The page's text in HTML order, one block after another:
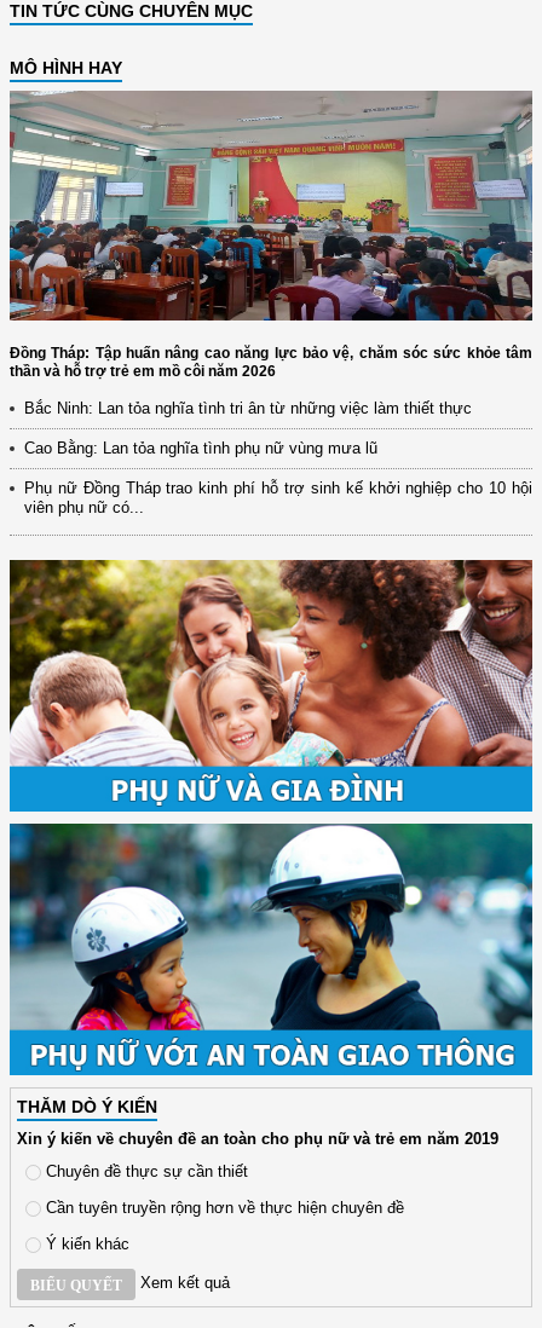
TIN TỨC CÙNG CHUYÊN MỤC
MÔ HÌNH HAY
Đồng Tháp: Tập huấn nâng cao năng lực bảo vệ, chăm sóc sức khỏe tâm
thần và hỗ trợ trẻ em mồ côi năm 2026
Bắc Ninh: Lan tỏa nghĩa tình tri ân từ những việc làm thiết thực
Cao Bằng: Lan tỏa nghĩa tình phụ nữ vùng mưa lũ
Phụ nữ Đồng Tháp trao kinh phí hỗ trợ sinh kế khởi nghiệp cho 10 hội
viên phụ nữ có...
THĂM DÒ Ý KIẾN
Xin ý kiến về chuyên đề an toàn cho phụ nữ và trẻ em năm 2019
Chuyên đề thực sự cần thiết
Cần tuyên truyền rộng hơn về thực hiện chuyên đề
Ý kiến khác
BIỂU QUYẾT Xem kết quả